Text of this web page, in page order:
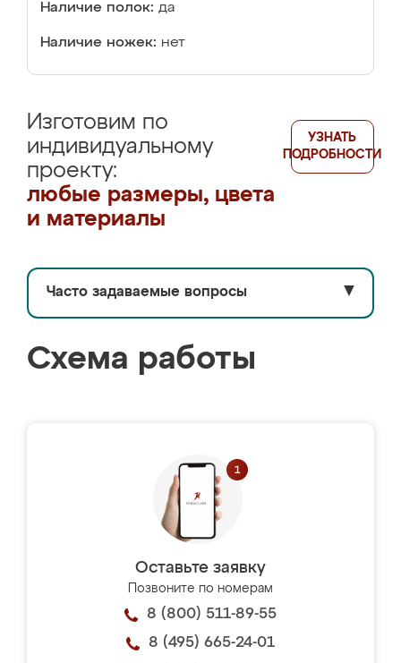
Наличие полок: да
Наличие ножек: нет
Изготовим по
индивидуальному
проекту:
любые размеры, цвета
и материалы
УЗНАТЬ
ПОДРОБНОСТИ
Часто задаваемые вопросы ▼
Схема работы
Оставьте заявку
Позвоните по номерам
8 (800) 511-89-55
8 (495) 665-24-01